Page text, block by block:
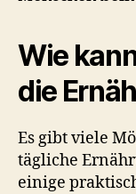
Wie
die
Es gibt viele
tägliche
einige